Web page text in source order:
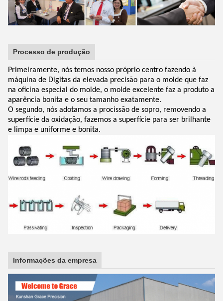
Processo de produção
Primeiramente, nós temos nosso próprio centro fazendo à
máquina de Digitas da elevada precisão para o molde que faz
na oficina especial do molde, o molde excelente faz a produto a
aparência bonita e o seu tamanho exatamente.
O segundo, nós adotamos a procissão de sopro, removendo a
superfície da oxidação, fazemos a superfície para ser brilhante
e limpa e uniforme e bonita.
Informações da empresa